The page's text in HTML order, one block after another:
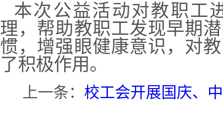
本次公益活动对教职工
理，帮助教职工发现早期
惯，增强眼健康意识，对
了积极作用。
上一条： 校工会开展国庆、